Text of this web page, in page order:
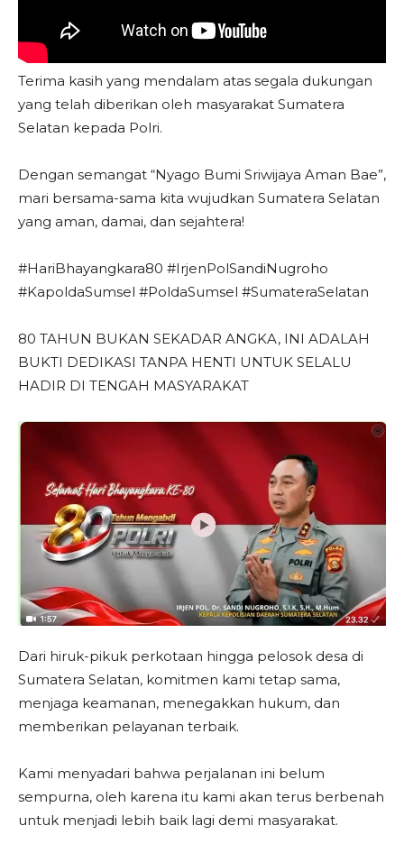
Terima kasih yang mendalam atas segala dukungan
yang telah diberikan oleh masyarakat Sumatera
Selatan kepada Polri.
Dengan semangat “Nyago Bumi Sriwijaya Aman Bae”,
mari bersama-sama kita wujudkan Sumatera Selatan
yang aman, damai, dan sejahtera!
#HariBhayangkara80 #IrjenPolSandiNugroho
#KapoldaSumsel #PoldaSumsel #SumateraSelatan
80 TAHUN BUKAN SEKADAR ANGKA, INI ADALAH
BUKTI DEDIKASI TANPA HENTI UNTUK SELALU
HADIR DI TENGAH MASYARAKAT
Dari hiruk-pikuk perkotaan hingga pelosok desa di
Sumatera Selatan, komitmen kami tetap sama,
menjaga keamanan, menegakkan hukum, dan
memberikan pelayanan terbaik.
Kami menyadari bahwa perjalanan ini belum
sempurna, oleh karena itu kami akan terus berbenah
untuk menjadi lebih baik lagi demi masyarakat.